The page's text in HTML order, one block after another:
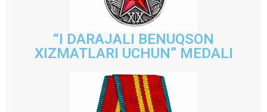
“I DARAJALI BENUQSON
XIZMATLARI UCHUN” MEDALI